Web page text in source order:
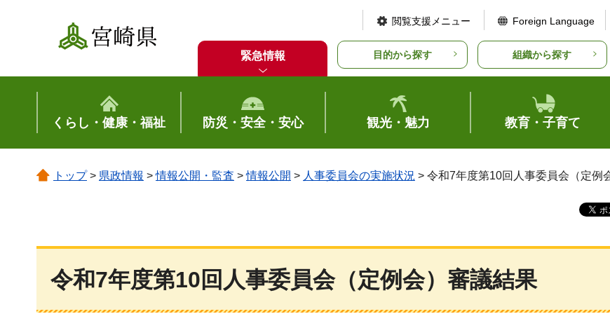
宮崎県
閲覧支援メニュー Foreign Language
緊急情報 目的から探す 組織から探す
くらし・健康・福祉 防災・安全・安心 観光・魅力 教育・子育て
トップ> 県政情報 >情報公開・監査 >情報公開 > 人事委員会の実施状況 > 令和7年度第10回人事委員会（定例
令和7年度第10回人事委員会（定例会）審議結果